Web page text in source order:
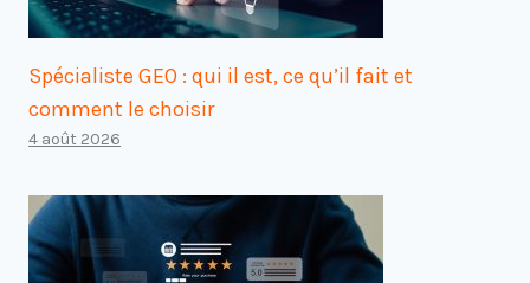
Spécialiste GEO : qui il est, ce qu’il fait et
comment le choisir
4 août 2026